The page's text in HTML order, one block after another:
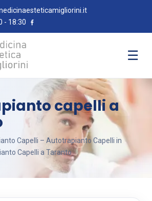
- 18:30
☰
capelli a
Capelli – Autotrapianto Capelli in
Capelli a Taranto